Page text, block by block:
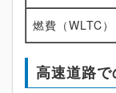
燃費（WLTC）
高速道路